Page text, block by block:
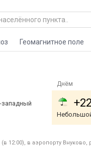
Геомагнитное поле
Днём
12:00), в аэропорту